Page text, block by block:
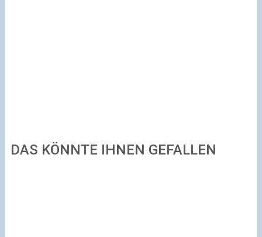
DAS KÖNNTE IHNEN GEFALLEN